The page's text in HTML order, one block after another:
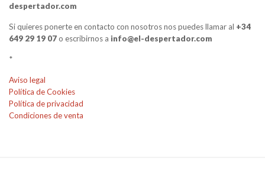
despertador.com
Si quieres ponerte en contacto con nosotros nos puedes llamar al +34
649 29 19 07o escribirnos a info@el-despertador.com
*
Aviso legal
Política de Cookies
Política de privacidad
Condiciones de venta